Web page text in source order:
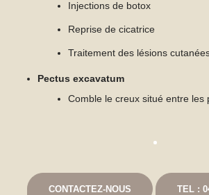
Injections de botox
Reprise de cicatrice
Traitement des lésions
Pectus excavatum
Comble le creux situé entre les
CONTACTEZ-NOUS TEL :